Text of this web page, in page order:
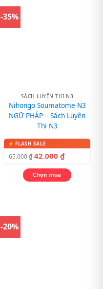
-35%
SÁCH LUYỆN THI N3
Nihongo Soumatome N3
NGỮ PHÁP – Sách Luyện
Thi N3
65.000₫ 42.000 ₫
Chọn mua
-20%